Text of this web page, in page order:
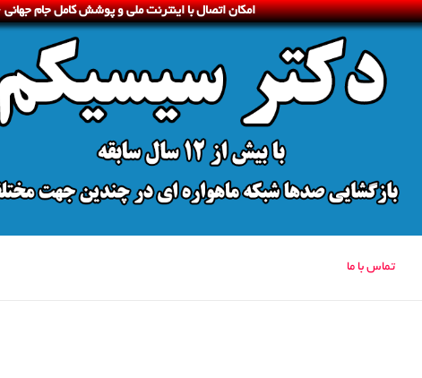
امکان اتصال با اینترنت ملی و پوشش کامل جام جهانی 2026 آمریکا
تماس با ما